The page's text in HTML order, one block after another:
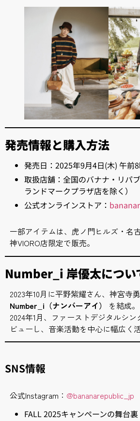
発売情報と購入方法
発売日：2025年9月4日(木) 午前
取扱店舗：全国のバナナ・リパ
ランドマークプラザ店を除く）
公式オンラインストア：
一部アイテムは、虎ノ門ヒルズ・名
神VIORO店限定で販売。
Number_i 岸優太につい
2023年10月に平野紫耀さん、神宮寺
Number_i（ナンバーアイ）
を結成。
2024年1月、ファーストデジタルシン
ビューし、音楽活動を中心に幅広く
SNS情報
公式Instagram： @bananarepublic_jp
FALL 2025キャンペーンの舞台裏